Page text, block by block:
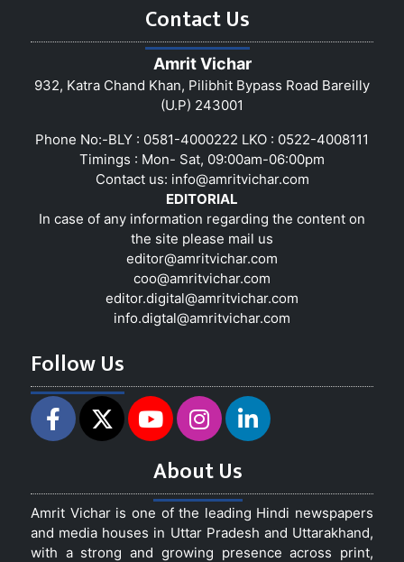
Contact Us
Amrit Vichar
932, Katra Chand Khan, Pilibhit Bypass Road Bareilly
(U.P) 243001
Phone No:-BLY : 0581-4000222 LKO : 0522-4008111
Timings : Mon- Sat, 09:00am-06:00pm
Contact us: info@amritvichar.com
EDITORIAL
In case of any information regarding the content on
the site please mail us
editor@amritvichar.com
coo@amritvichar.com
editor.digital@amritvichar.com
info.digtal@amritvichar.com
Follow Us
About Us
Amrit Vichar is one of the leading Hindi newspapers
and media houses in Uttar Pradesh and Uttarakhand,
with a strong and growing presence across print,